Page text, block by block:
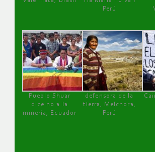
Perú
Pueblo Shuar
dice no a la
minería, Ecuador
defensora de la
tierra, Melchora,
Perú